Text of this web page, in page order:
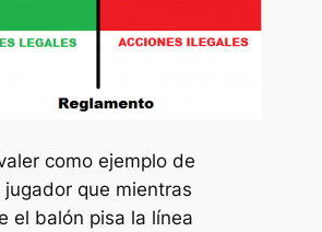
como ejemplo de
jugador que mientras
el balón pisa la línea